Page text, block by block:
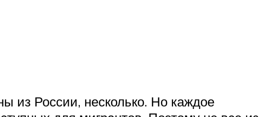
из России, несколько. Но каждое